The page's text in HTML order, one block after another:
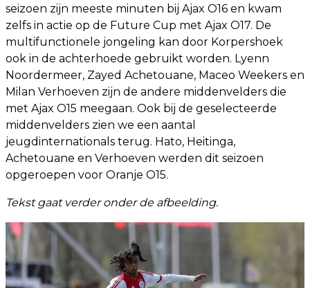
seizoen zijn meeste minuten bij Ajax O16 en kwam
zelfs in actie op de Future Cup met Ajax O17. De
multifunctionele jongeling kan door Korpershoek
ook in de achterhoede gebruikt worden. Lyenn
Noordermeer, Zayed Achetouane, Maceo Weekers en
Milan Verhoeven zijn de andere middenvelders die
met Ajax O15 meegaan. Ook bij de geselecteerde
middenvelders zien we een aantal
jeugdinternationals terug. Hato, Heitinga,
Achetouane en Verhoeven werden dit seizoen
opgeroepen voor Oranje O15.
Tekst gaat verder onder de afbeelding.